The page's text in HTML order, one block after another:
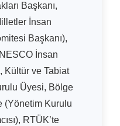
Başkanı,
İnsan
Başkanı),
İnsan
Kültür ve Tabiat
Üyesi, Bölge
(Yönetim Kurulu
RTÜK’te